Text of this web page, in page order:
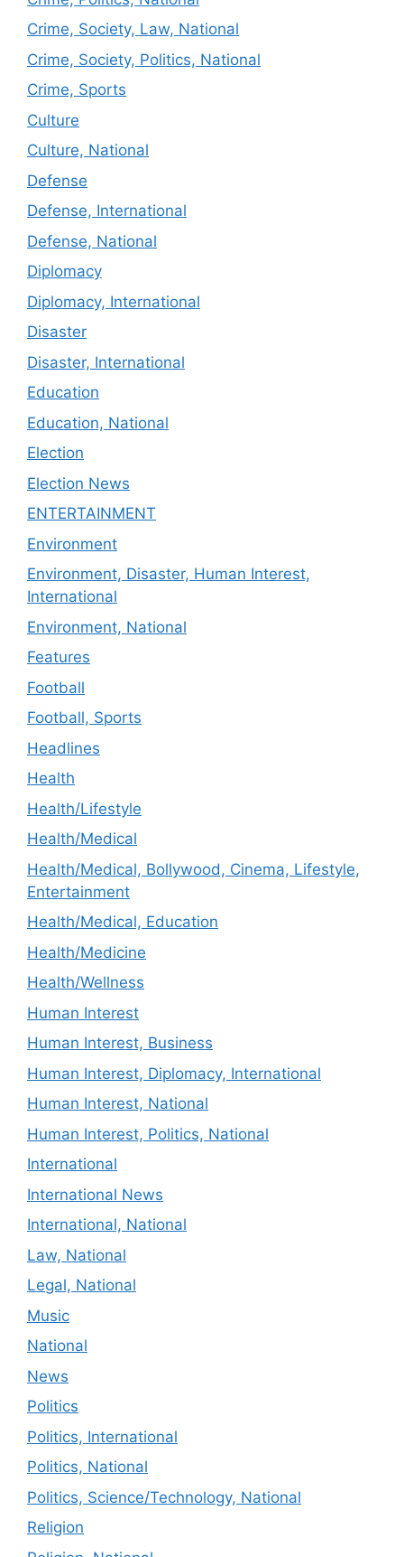
Crime, Society, Law, National
Crime, Society, Politics, National
Crime, Sports
Culture
Culture, National
Defense
Defense, International
Defense, National
Diplomacy
Diplomacy, International
Disaster
Disaster, International
Education
Education, National
Election
Election News
ENTERTAINMENT
Environment
Environment, Disaster, Human Interest,
International
Environment, National
Features
Football
Football, Sports
Headlines
Health
Health/Lifestyle
Health/Medical
Health/Medical, Bollywood, Cinema, Lifestyle,
Entertainment
Health/Medical, Education
Health/Medicine
Health/Wellness
Human Interest
Human Interest, Business
Human Interest, Diplomacy, International
Human Interest, National
Human Interest, Politics, National
International
International News
International, National
Law, National
Legal, National
Music
National
News
Politics
Politics, International
Politics, National
Politics, Science/Technology, National
Religion